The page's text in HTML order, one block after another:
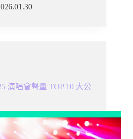
演唱會聲量 TOP 10 大公